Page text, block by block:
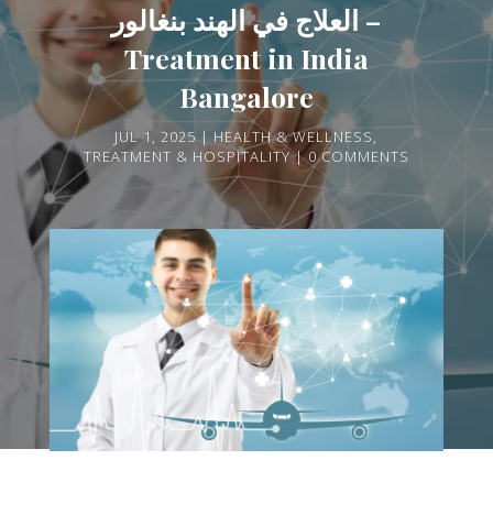
العلاج في الهند بنغالور –
Treatment in India
Bangalore
JUL 1, 2025 HEALTH & WELLNESS,
TREATMENT & HOSPITALITY
0 COMMENTS